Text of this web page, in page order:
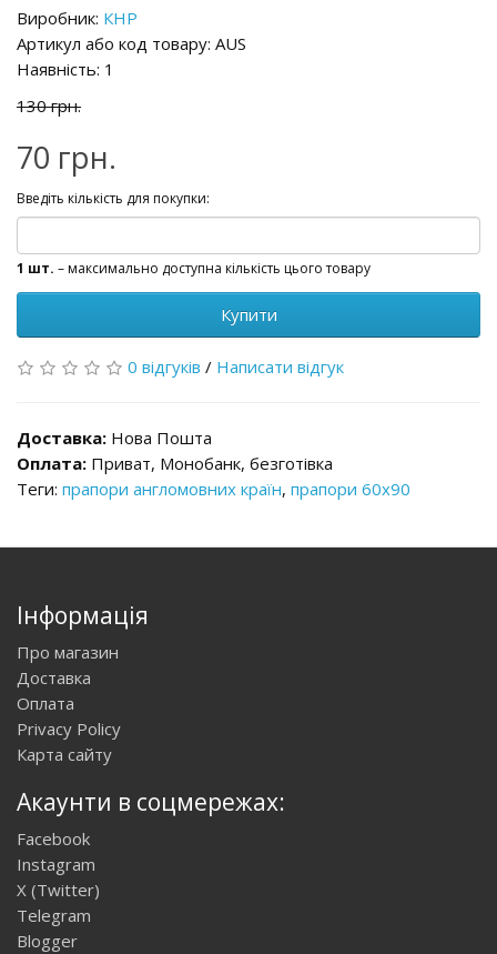
Виробник: КНР
Артикул або код товару: AUS
Наявність: 1
130 грн.
70 грн.
Введіть кількість для покупки:
1 шт. – максимально доступна кількість цього товару
Купити
0 відгуків / Написати відгук
Доставка: Нова Пошта
Оплата: Приват, Монобанк, безготівка
Теги: прапори англомовних країн, прапори 60x90
Інформація
Про магазин
Доставка
Оплата
Privacy Policy
Карта сайту
Акаунти в соцмережах:
Facebook
Instagram
X (Twitter)
Telegram
Blogger